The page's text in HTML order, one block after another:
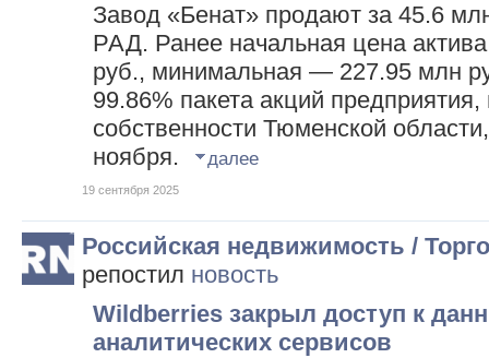
Завод «Бенат» продают за 45.6
РАД. Ранее начальная цена
руб., минимальная — 227.95 млн
99.86% пакета акций
собственности Тюменской
ноября.
далее
19 сентября 2025
Российская недвижимость /
репостил новость
Wildberries закрыл доступ к
аналитических сервисов